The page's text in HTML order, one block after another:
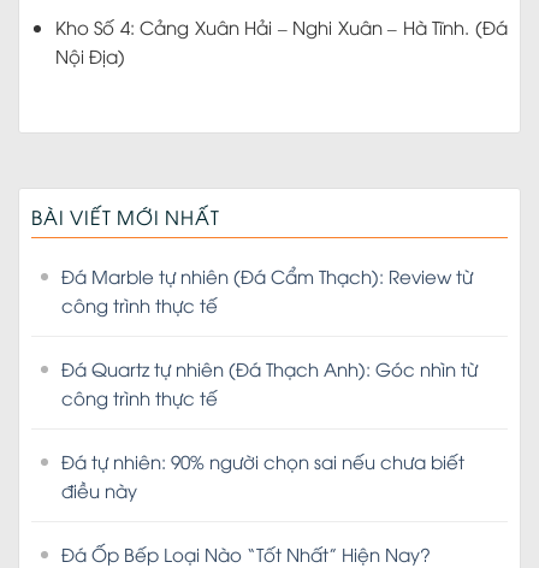
Kho Số 4: Cảng Xuân Hải – Nghi Xuân – Hà Tĩnh. (Đá
Nội Địa)
BÀI VIẾT MỚI NHẤT
Đá Marble tự nhiên (Đá Cẩm Thạch): Review từ
công trình thực tế
Đá Quartz tự nhiên (Đá Thạch Anh): Góc nhìn từ
công trình thực tế
Đá tự nhiên: 90% người chọn sai nếu chưa biết
điều này
Đá Ốp Bếp Loại Nào “Tốt Nhất” Hiện Nay?